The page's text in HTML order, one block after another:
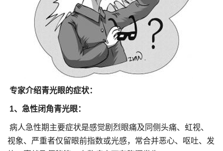
专家介绍青光眼的症状：
1、急性闭角青光眼：
病人急性期主要症状是感觉剧烈眼痛及同侧头痛、虹视、
视象、严重者仅留眼前指数或光感，常合并恶心、呕吐、发